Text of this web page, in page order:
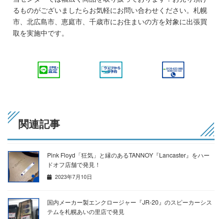
るものがございましたらお気軽にお問い合わせください。札幌
市、北広島市、恵庭市、千歳市にお住まいの方を対象に出張買
取を実施中です。
関連記事
Pink Floyd「狂気」と縁のあるTANNOY『Lancaster』をハー
ドオフ店舗で発見！
2023年7月10日
国内メーカー製エンクロージャー『JR-20』のスピーカーシス
テムを札幌あいの里店で発見